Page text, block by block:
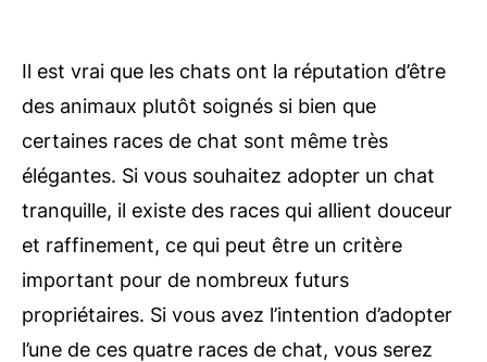
Il est vrai que les chats ont la réputation d’être
des animaux plutôt soignés si bien que
certaines races de chat sont même très
élégantes. Si vous souhaitez adopter un chat
tranquille, il existe des races qui allient douceur
et raffinement, ce qui peut être un critère
important pour de nombreux futurs
propriétaires. Si vous avez l’intention d’adopter
l’une de ces quatre races de chat, vous serez